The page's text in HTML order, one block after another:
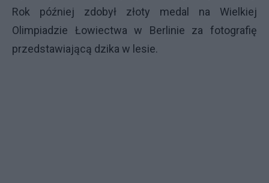
Rok później zdobył złoty medal na Wielkiej
Olimpiadzie Łowiectwa w Berlinie za fotografię
przedstawiającą dzika w lesie.